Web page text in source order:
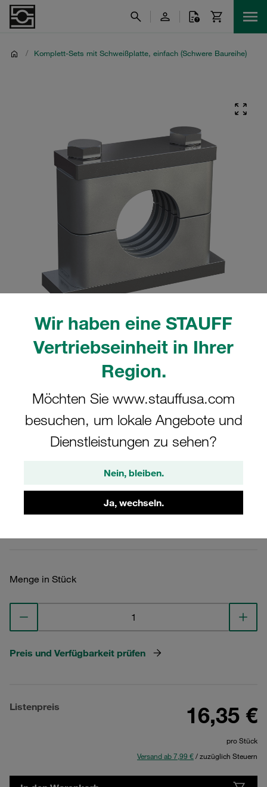
Wir haben eine STAUFF
Vertriebseinheit in Ihrer
Region.
Möchten Sie www.stauffusa.com
besuchen, um lokale Angebote und
Dienstleistungen zu sehen?
Nein, bleiben.
Ja, wechseln.
/ Komplett-Sets mit Schweißplatte, einfach (Schwere Baureihe)
Bitte beachten Sie: Das Bild dient nur zur Veranschaulichung und kann vom
tatsächlichen Produkt abweichen.
Komplettschelle Schwere Baureihe Gr.
4S Ø20mm Aluminium W21 Deckpl.,
AS-Schraube Anschweißpl.
STAUFF Materialnr. 1110006723
Menge in Stück
Preis und Verfügbarkeit prüfen
Listenpreis 16,35 €
pro Stück
Versand ab 7,99 €/ zuzüglich Steuern